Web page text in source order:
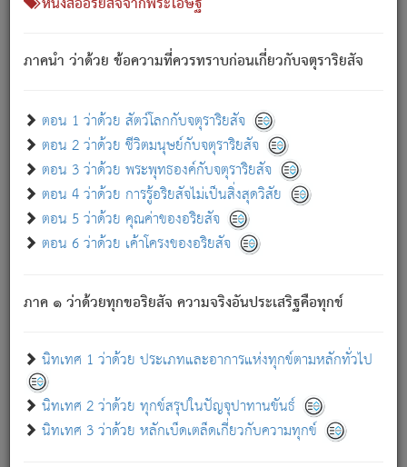
ภาคนำ ว่าด้วย ข้อความที่ควรทราบก่อนเกี่ยวกับจตุราริยสัจ
ตอน 1 ว่าด้วย สัตว์โลกกับจตุราริยสัจ
ตอน 2 ว่าด้วย ชีวิตมนุษย์กับจตุราริยสัจ
ตอน 3 ว่าด้วย พระพุทธองค์กับจตุราริยสัจ
ตอน 4 ว่าด้วย การรู้อริยสัจไม่เป็นสิ่งสุดวิสัย
ตอน 5 ว่าด้วย คุณค่าของอริยสัจ
ตอน 6 ว่าด้วย เค้าโครงของอริยสัจ
ภาค ๑ ว่าด้วยทุกขอริยสัจ ความจริงอันประเสริฐคือทุกข์
นิทเทศ 1 ว่าด้วย ประเภทและอาการแห่งทุกข์ตามหลักทั่วไป
นิทเทศ 2 ว่าด้วย ทุกข์สรุปในปัญจุปาทานขันธ์
นิทเทศ 3 ว่าด้วย หลักเบ็ดเตล็ดเกี่ยวกับความทุกข์
(ตามที่เป็นจริง) โดยประการอื่นจากที่เขาสำคัญนั้น
สัตว์โลกติดข้องอยู่ในภพ ถูกภพบังหน้าแล้ว มีภพโดยความ
เป็นอย่างอื่น (จากที่มันเป็นอยู่จริง) จึงได้เพลิดเพลินยิ่งนักในภพ
เขาเพลิดเพลินยิ่งนักในสิ่งใด สิ่งนั้นเป็นภัย (ที่เขาไม่รู้จัก)
เขากลัวต่อสิ่งใดสิ่งนั้นเป็นทุกข์
พรหมจรรย์นี้ อันบุคคลย่อมประพฤติ ก็เพื่อการละขาดซึ่ง
ภพ.
สมณะหรือพราหมณ์เหล่าใด กล่าวความหลุดพ้นจากภพว่า
มีได้เพราะภพ เรากล่าวว่า สมณะหรือพราหมณ์ทั้งปวงนั้น
มิใช่ผู้หลดพ้นจากภพ.
ภพ ว่ามีได้เพราะวิภพ[2]: เรากล่าวว่า สมณะหรือพราหมณ์ทั้ง
ปวงนั้น ก็ยังสลัดภพออกไปไม่ได้.
ก็ทุกข์นี้มีขึ้น เพราะอาศัยซึ่งอุปธิทั้งปวง.
เพราะความสิ้นไปแห่งอุปาทานทั้งปวง ความเกิดขึ้นแห่ง
ทุกข์จึงไม่มี.
ท่านจงดูโลกนี้เถิด (จะเห็นว่า) สัตว์ทั้งหลายอันอวิชาหนา
แน่นบังหนาแล้ว; และว่า สัตว์ผู้ยินดีในภพอันเป็นแล้วนั้น ย่อม